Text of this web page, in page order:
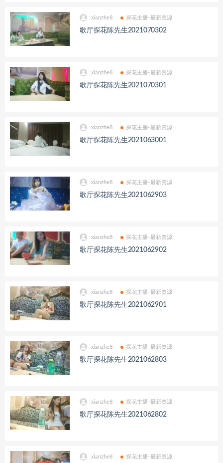
xianzhe8 探花主播-最新资源
歌厅探花陈先生2021070302
xianzhe8 探花主播-最新资源
歌厅探花陈先生2021070301
xianzhe8 探花主播-最新资源
歌厅探花陈先生2021063001
xianzhe8 探花主播-最新资源
歌厅探花陈先生2021062903
xianzhe8 探花主播-最新资源
歌厅探花陈先生2021062902
xianzhe8 探花主播-最新资源
歌厅探花陈先生2021062901
xianzhe8 探花主播-最新资源
歌厅探花陈先生2021062803
xianzhe8 探花主播-最新资源
歌厅探花陈先生2021062802
xianzhe8 探花主播-最新资源